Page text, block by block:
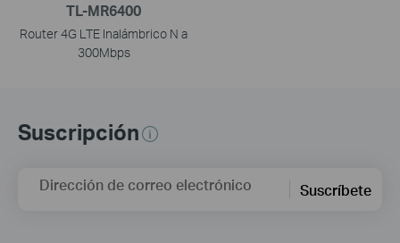
TL-MR6400
Router 4G LTE Inalámbrico N a
300Mbps
Suscripción
Dirección de correo electrónico Suscríbete